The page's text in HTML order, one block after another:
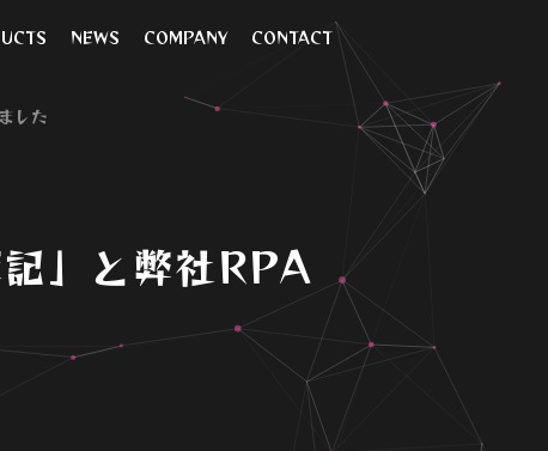
NEWS COMPANY CONTACT
した
」と弊社RPA